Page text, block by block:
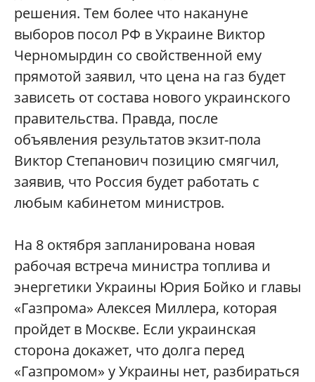
решения. Тем более что накануне
выборов посол РФ в Украине Виктор
Черномырдин со свойственной ему
прямотой заявил, что цена на газ будет
зависеть от состава нового украинского
правительства. Правда, после
объявления результатов экзит-пола
Виктор Степанович позицию смягчил,
заявив, что Россия будет работать с
любым кабинетом министров.
На 8 октября запланирована новая
рабочая встреча министра топлива и
энергетики Украины Юрия Бойко и главы
«Газпрома» Алексея Миллера, которая
пройдет в Москве. Если украинская
сторона докажет, что долга перед
«Газпромом» у Украины нет, разбираться